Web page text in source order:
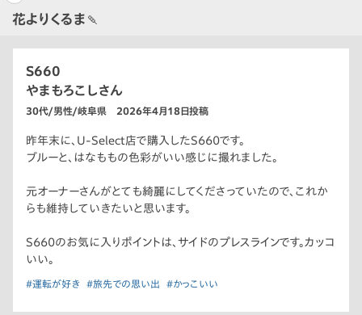
花よりくるま🍡
S660
やまもろこしさん
30代/男性/岐阜県 2026年4月18日投稿
昨年末に、U-Select店で購入したS660です。
ブルーと、はなももの色彩がいい感じに撮れました。
元オーナーさんがとても綺麗にしてくださっていたので、これか
らも維持していきたいと思います。
S660のお気に入りポイントは、サイドのプレスラインです。カッコ
いい。
#運転が好き #旅先での思い出 #かっこいい